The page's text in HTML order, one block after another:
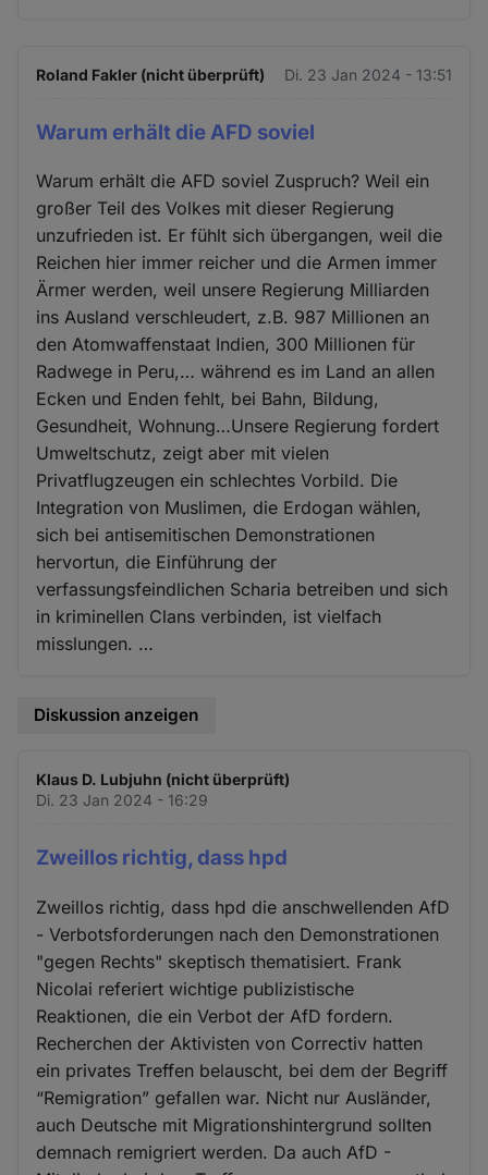
Roland Fakler (nicht überprüft) Di. 23 Jan 2024 - 13:51
Warum erhält die AFD soviel
Warum erhält die AFD soviel Zuspruch? Weil ein
großer Teil des Volkes mit dieser Regierung
unzufrieden ist. Er fühlt sich übergangen, weil die
Reichen hier immer reicher und die Armen immer
Ärmer werden, weil unsere Regierung Milliarden
ins Ausland verschleudert, z.B. 987 Millionen an
den Atomwaffenstaat Indien, 300 Millionen für
Radwege in Peru,… während es im Land an allen
Ecken und Enden fehlt, bei Bahn, Bildung,
Gesundheit, Wohnung…Unsere Regierung fordert
Umweltschutz, zeigt aber mit vielen
Privatflugzeugen ein schlechtes Vorbild. Die
Integration von Muslimen, die Erdogan wählen,
sich bei antisemitischen Demonstrationen
hervortun, die Einführung der
verfassungsfeindlichen Scharia betreiben und sich
in kriminellen Clans verbinden, ist vielfach
misslungen. …
Diskussion anzeigen
Klaus D. Lubjuhn (nicht überprüft)
Di. 23 Jan 2024 - 16:29
Zweillos richtig, dass hpd
Zweillos richtig, dass hpd die anschwellenden AfD
- Verbotsforderungen nach den Demonstrationen
"gegen Rechts" skeptisch thematisiert. Frank
Nicolai referiert wichtige publizistische
Reaktionen, die ein Verbot der AfD fordern.
Recherchen der Aktivisten von Correctiv hatten
ein privates Treffen belauscht, bei dem der Begriff
“Remigration” gefallen war. Nicht nur Ausländer,
auch Deutsche mit Migrationshintergrund sollten
demnach remigriert werden. Da auch AfD -